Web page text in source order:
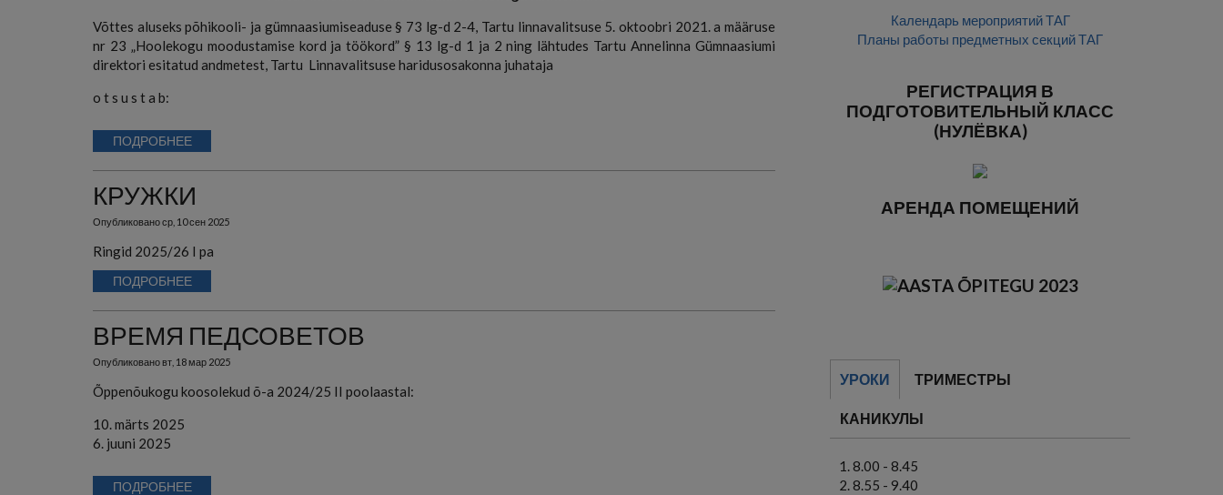
Võttes aluseks põhikooli- ja gümnaasiumiseaduse § 73 lg-d 2-4, Tartu linnavalitsuse 5. oktoobri 2021. a määruse
nr 23 „Hoolekogu moodustamise kord ja töökord” § 13 lg-d 1 ja 2 ning lähtudes Tartu Annelinna Gümnaasiumi
direktori esitatud andmetest, Tartu Linnavalitsuse haridusosakonna juhataja
o t s u s t a b:
ПОДРОБНЕЕ
КРУЖКИ
Опубликованоср, 10 сен 2025
Ringid 2025/26 I pa
ПОДРОБНЕЕ
ВРЕМЯ ПЕДСОВЕТОВ
Опубликовановт, 18 мар 2025
Õppenõukogu koosolekud õ-a 2024/25 II poolaastal:
10. märts 2025
6. juuni 2025
ПОДРОБНЕЕ
Календарь мероприятий ТАГ
Планы работы предметных секций ТАГ
РЕГИСТРАЦИЯ В
ПОДГОТОВИТЕЛЬНЫЙ КЛАСС
(НУЛЁВКА)
АРЕНДА ПОМЕЩЕНИЙ
УРОКИ ТРИМЕСТРЫ
КАНИКУЛЫ
8.00 - 8.45
8.55 - 9.40